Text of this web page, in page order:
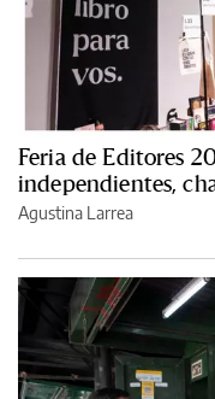
Feria de Editores
independientes,
Agustina Larrea